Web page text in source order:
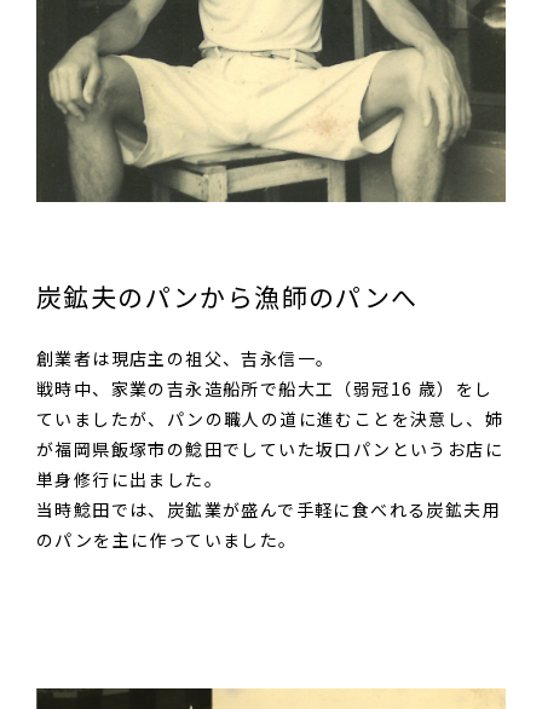
炭鉱夫のパンから漁師のパンへ
創業者は現店主の祖父、吉永信一。
戦時中、家業の吉永造船所で船大工（弱冠16 歳）をし
ていましたが、パンの職人の道に進むことを決意し、姉
が福岡県飯塚市の鯰田でしていた坂口パンというお店に
単身修行に出ました。
当時鯰田では、炭鉱業が盛んで手軽に食べれる炭鉱夫用
のパンを主に作っていました。